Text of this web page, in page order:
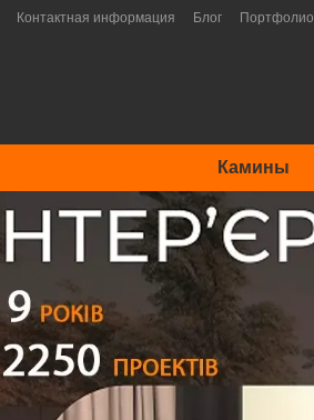
Контактная информация Блог Портфолио
Камины